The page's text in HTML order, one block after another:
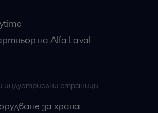
на Alfa Laval
индустриални страници
за храна